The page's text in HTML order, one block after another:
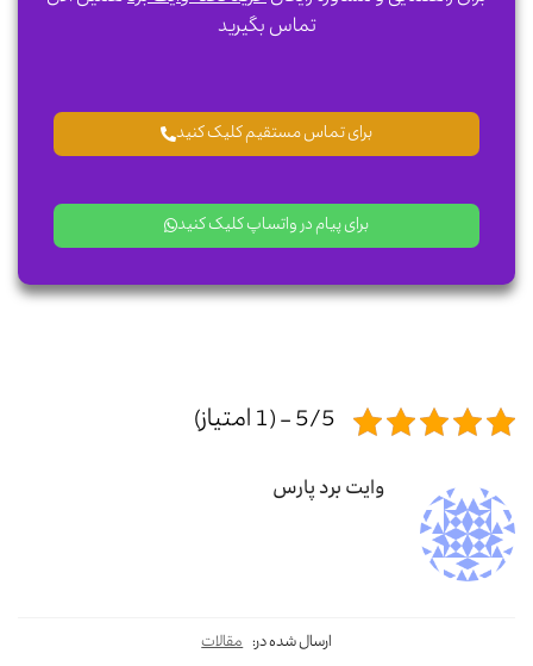
تماس بگیرید
برای تماس مستقیم کلیک کنید
برای پیام در واتساپ کلیک کنید
5/5 - (1 امتیاز)
وایت برد پارس
ارسال شده در: مقالات